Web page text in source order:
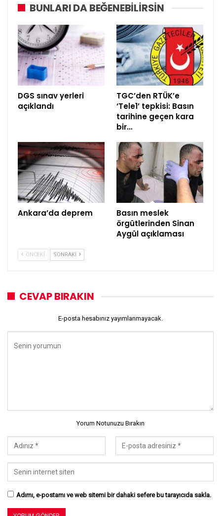
BUNLARI DA BEĞENEBILIRSIN
DGS sınav yerleri
açıklandı
TGC’den RTÜK’e
‘Tele1’ tepkisi: Basın
tarihine geçen kara
bir…
Ankara’da deprem
Basın meslek
örgütlerinden Sinan
Aygül açıklaması
ÖNCEKI SONRAKI
CEVAP BIRAKIN
E-posta hesabınız yayımlanmayacak.
Yorum Notunuzu Bırakın
Adımı, e-postamı ve web sitemi bir dahaki sefere bu tarayıcıda sakla.